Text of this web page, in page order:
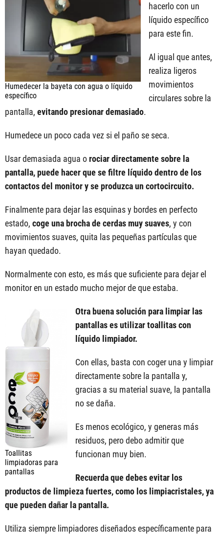
Humedecer la bayeta con agua o líquido
específico
hacerlo con un
líquido específico
para este fin.
Al igual que antes,
realiza ligeros
movimientos
circulares sobre la
pantalla, evitando presionar demasiado.
Humedece un poco cada vez si el paño se seca.
Usar demasiada agua orociar directamente sobre la
pantalla, puede hacer que se filtre líquido dentro de los
contactos del monitor y se produzca un cortocircuito.
Finalmente para dejar las esquinas y bordes en perfecto
estado, coge una brocha de cerdas muy suaves, y con
movimientos suaves, quita las pequeñas partículas que
hayan quedado.
Normalmente con esto, es más que suficiente para dejar el
monitor en un estado mucho mejor de que estaba.
Toallitas
limpiadoras para
pantallas
Otra buena solución para limpiar las
pantallas es utilizar toallitas con
líquido limpiador.
Con ellas, basta con coger una y limpiar
directamente sobre la pantalla y,
gracias a su material suave, la pantalla
no se daña.
Es menos ecológico, y generas más
residuos, pero debo admitir que
funcionan muy bien.
Recuerda que debes evitar los
productos de limpieza fuertes, como los limpiacristales, ya
que pueden dañar la pantalla.
Utiliza siempre limpiadores diseñados específicamente para